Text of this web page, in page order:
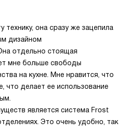
технику, она сразу же зацепила
дизайном
отдельно стоящая
мне больше свободы
на кухне. Мне нравится, что
что делает ее использование
является система Frost
Это очень удобно, так